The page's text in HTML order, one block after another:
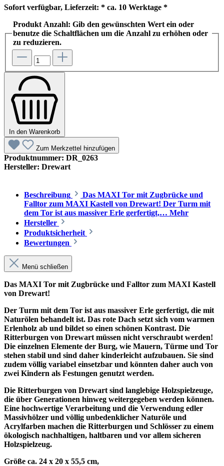
Sofort verfügbar, Lieferzeit: * ca. 10 Werktage *
Produkt Anzahl: Gib den gewünschten Wert ein oder
benutze die Schaltflächen um die Anzahl zu erhöhen oder
zu reduzieren.
In den Warenkorb
Zum Merkzettel hinzufügen
Produktnummer: DR_0263
Hersteller: Drewart
Beschreibung
Das MAXI Tor mit Zugbrücke und
Falltor zum MAXI Kastell von Drewart! Der Turm mit
dem Tor ist aus massiver Erle gerfertigt,… Mehr
Hersteller
Produktsicherheit
Bewertungen
Menü schließen
Das MAXI Tor mit Zugbrücke und Falltor zum MAXI Kastell
von Drewart!
Der Turm mit dem Tor ist aus massiver Erle gerfertigt, die mit
Naturölen behandelt ist. Das rote Dach setzt sich vom warmen
Erlenholz ab und bildet so einen schönen Kontrast. Die
Ritterburgen von Drewart müssen nicht verschraubt werden!
Die einzelnen Elemente der Burg, wie Mauern, Türme und Tor
stehen stabil und sind daher kinderleicht aufzubauen. Sie sind
zudem völlig variabel einsetzbar und könnten daher auch von
zwei Kindern als Festungen genutzt werden.
Die Ritterburgen von Drewart sind langlebige Holzspielzeuge,
die über Generationen hinweg weitergegeben werden können.
Eine hochwertige Verarbeitung und die Verwendung edler
Massivhölzer und völlig unbedenklicher Naturöle und
Acrylfarben machen die Ritterburgen und Schlösser zu einem
ökologisch nachhaltigen, haltbaren und vor allem sicheren
Holzspielzeug.
Größe ca. 24 x 20 x 55,5 cm,